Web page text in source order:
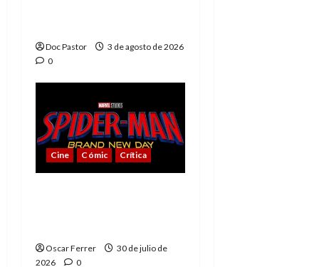
Doc Pastor
3 de agosto de 2026
0
Cine Cómic Crítica
Oscar Ferrer
30 de julio de
2026
0